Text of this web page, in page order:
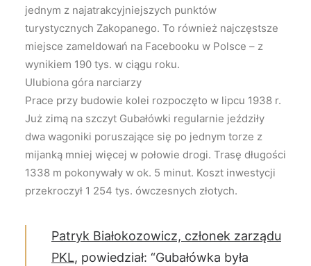
jednym z najatrakcyjniejszych punktów
turystycznych Zakopanego. To również najczęstsze
miejsce zameldowań na Facebooku w Polsce – z
wynikiem 190 tys. w ciągu roku.
Ulubiona góra narciarzy
Prace przy budowie kolei rozpoczęto w lipcu 1938 r.
Już zimą na szczyt Gubałówki regularnie jeździły
dwa wagoniki poruszające się po jednym torze z
mijanką mniej więcej w połowie drogi. Trasę długości
1338 m pokonywały w ok. 5 minut. Koszt inwestycji
przekroczył 1 254 tys. ówczesnych złotych.
Patryk Białokozowicz, członek zarządu
PKL, powiedział: “Gubałówka była